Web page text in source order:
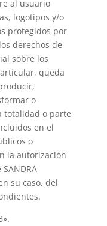
al usuario
logotipos y/o
protegidos por
derechos de
sobre los
queda
o
o parte
en el
o
la autorización
su caso, del